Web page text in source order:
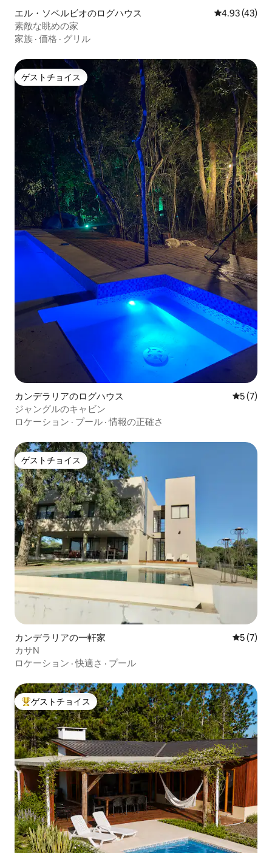
エル・ソベルビオのログハウス レビュー43
4.93 (43)
素敵な眺めの家
家族 · 価格 · グリル
ゲストチョイス
ゲストチョイス
カンデラリアのログハウス レビュー
5 (7)
ジャングルのキャビン
ロケーション · プール ·情報の正確さ
ゲストチョイス
ゲストチョイス
カンデラリアの一軒家 レビュー
5 (7)
カサN
ロケーション ·快適さ · プール
大好評のゲストチョイスです。
ゲストチョイス